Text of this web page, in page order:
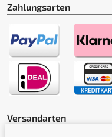
Zahlungsarten
Versandarten